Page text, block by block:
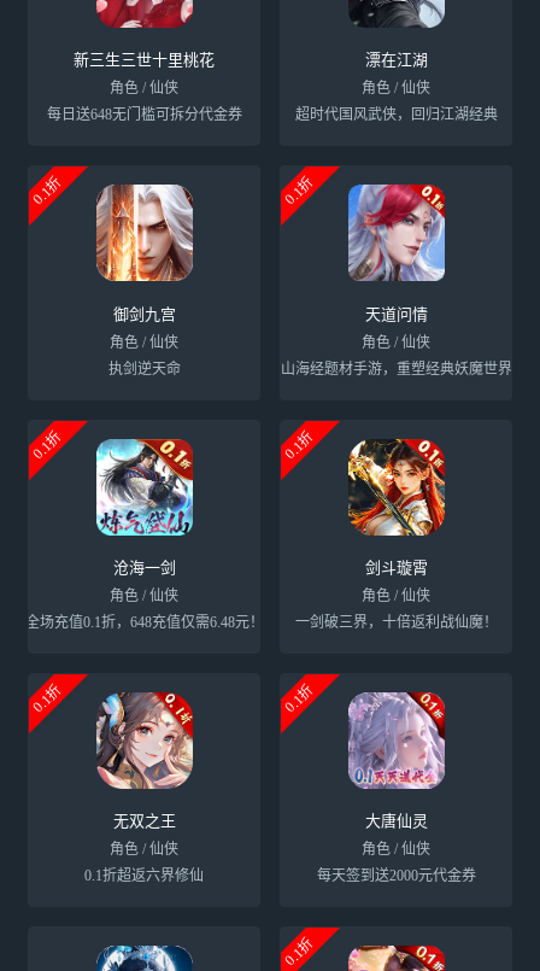
新三生三世十里桃花
角色 / 仙侠
每日送648无门槛可拆分代金券
漂在江湖
角色 / 仙侠
超时代国风武侠，回归江湖经典
0.1折
御剑九宫
角色 / 仙侠
执剑逆天命
0.1折
天道问情
角色 / 仙侠
山海经题材手游，重塑经典妖魔世界
0.1折
沧海一剑
角色 / 仙侠
全场充值0.1折，648充值仅需6.48元！
0.1折
剑斗璇霄
角色 / 仙侠
一剑破三界，十倍返利战仙魔！
0.1折
无双之王
角色 / 仙侠
0.1折超返六界修仙
0.1折
大唐仙灵
角色 / 仙侠
每天签到送2000元代金券
0.1折